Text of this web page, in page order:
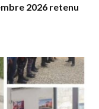
2026 retenu